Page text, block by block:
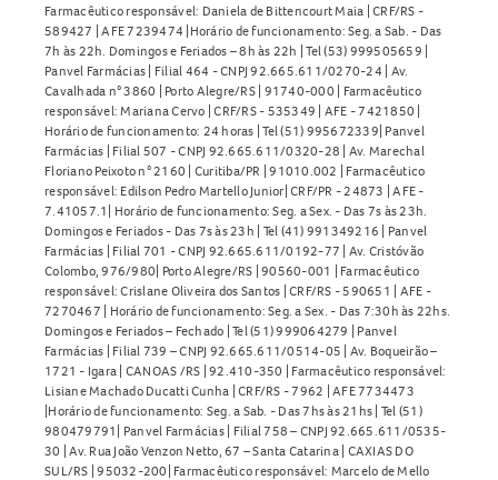
Farmacêutico responsável: Daniela de Bittencourt Maia | CRF/RS -
589427 | AFE 7239474 |Horário de funcionamento: Seg. a Sab. - Das
7h às 22h. Domingos e Feriados – 8h às 22h | Tel (53) 999505659 |
Panvel Farmácias | Filial 464 - CNPJ 92.665.611/0270-24 | Av.
Cavalhada n° 3860 | Porto Alegre/RS | 91740-000 | Farmacêutico
responsável: Mariana Cervo | CRF/RS - 535349 | AFE - 7421850 |
Horário de funcionamento: 24 horas | Tel (51) 995672339| Panvel
Farmácias | Filial 507 - CNPJ 92.665.611/0320-28 | Av. Marechal
Floriano Peixoto n° 2160 | Curitiba/PR | 91010.002 | Farmacêutico
responsável: Edilson Pedro Martello Junior| CRF/PR - 24873 | AFE -
7.41057.1| Horário de funcionamento: Seg. a Sex. - Das 7s às 23h.
Domingos e Feriados - Das 7s às 23h | Tel (41) 991349216 | Panvel
Farmácias | Filial 701 - CNPJ 92.665.611/0192-77 | Av. Cristóvão
Colombo, 976/980| Porto Alegre/RS | 90560-001 | Farmacêutico
responsável: Crislane Oliveira dos Santos | CRF/RS - 590651 | AFE -
7270467 | Horário de funcionamento: Seg. a Sex. - Das 7:30h às 22hs.
Domingos e Feriados – Fechado | Tel (51) 999064279 | Panvel
Farmácias | Filial 739 – CNPJ 92.665.611/0514-05 | Av. Boqueirão –
1721 - Igara | CANOAS /RS | 92.410-350 | Farmacêutico responsável:
Lisiane Machado Ducatti Cunha | CRF/RS - 7962 | AFE 7734473
|Horário de funcionamento: Seg. a Sab. - Das 7hs às 21hs | Tel (51)
980479791| Panvel Farmácias | Filial 758 – CNPJ 92.665.611/0535-
30 | Av. Rua João Venzon Netto, 67 – Santa Catarina | CAXIAS DO
SUL/RS | 95032-200| Farmacêutico responsável: Marcelo de Mello